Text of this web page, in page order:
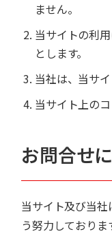
ません。
当サイトの利
とします。
当社は、当サ
当サイト上の
お問合せ
当サイト及び当
う努力しており